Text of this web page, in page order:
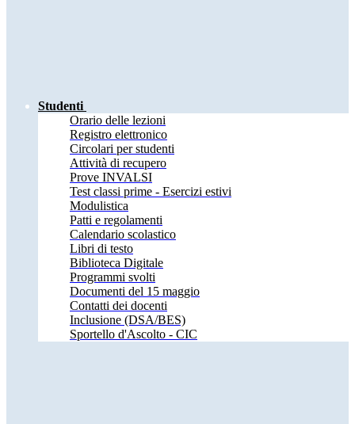
Studenti
Orario delle lezioni
Registro elettronico
Circolari per studenti
Attività di recupero
Prove INVALSI
Test classi prime - Esercizi estivi
Modulistica
Patti e regolamenti
Calendario scolastico
Libri di testo
Biblioteca Digitale
Programmi svolti
Documenti del 15 maggio
Contatti dei docenti
Inclusione (DSA/BES)
Sportello d'Ascolto - CIC